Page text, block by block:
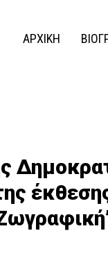
ΑΡΧΙΚΗ